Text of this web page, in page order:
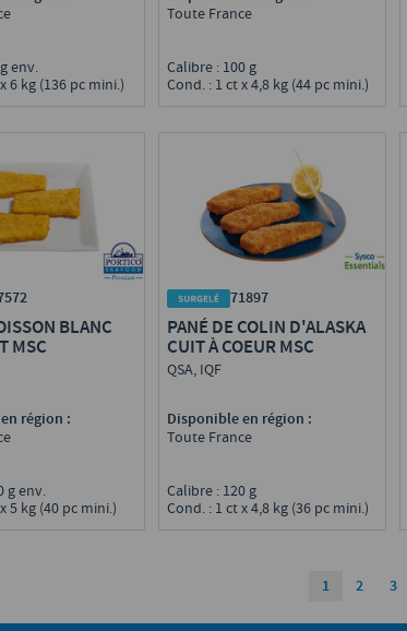
env.
6 kg (136 pc mini.)
Toute France
Calibre : 100 g
Cond. : 1 ct x 4,8 kg (44 pc mini.)
BLANC
MSC
région :
g env.
5 kg (40 pc mini.)
71897
PANÉ DE COLIN D'ALASKA
CUIT À COEUR MSC
QSA, IQF
Disponible en région :
Toute France
Calibre : 120 g
Cond. : 1 ct x 4,8 kg (36 pc mini.)
1 2 3